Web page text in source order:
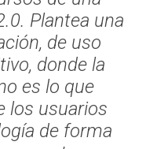
Plantea una
de uso
donde la
es lo que
los usuarios
de forma